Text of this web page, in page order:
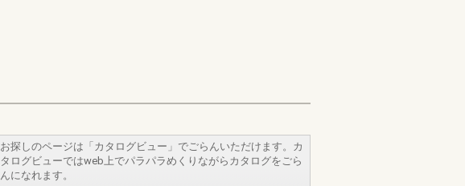
お探しのページは「カタログビュー」でごらんいただけます。カ
タログビューではweb上でパラパラめくりながらカタログをごら
んになれます。